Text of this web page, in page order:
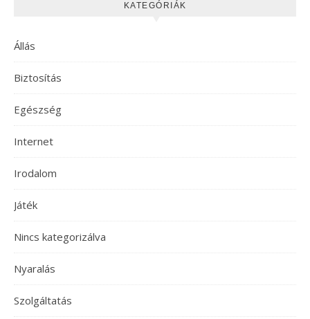
KATEGÓRIÁK
Állás
Biztosítás
Egészség
Internet
Irodalom
Játék
Nincs kategorizálva
Nyaralás
Szolgáltatás